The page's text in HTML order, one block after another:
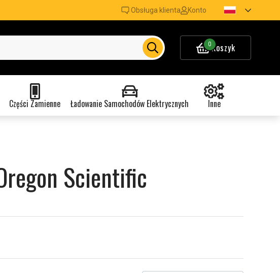
Obsługa klienta Konto
0Koszyk
Części Zamienne Ładowanie Samochodów Elektrycznych Inne
Scientific